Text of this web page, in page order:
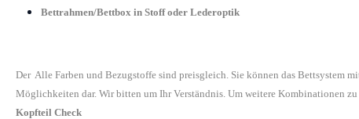
Bettrahmen/Bettbox in Stoff oder Lederoptik
Der Alle Farben und Bezugstoffe sind preisgleich. Sie können das Bettsystem
Möglichkeiten dar. Wir bitten um Ihr Verständnis. Um weitere Kombinationen
Kopfteil Check